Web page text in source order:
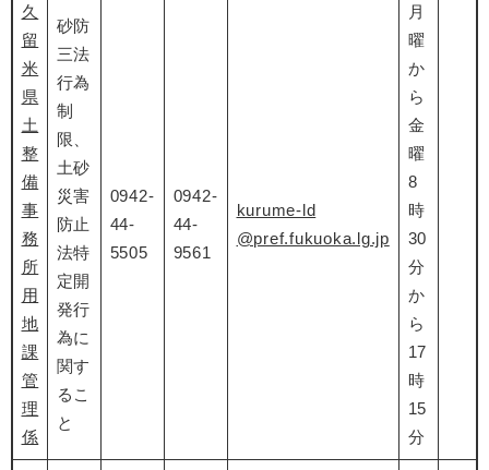
久
留
米
県
土
整
備
事
務
所
用
地
課
管
理
係
砂防
三法
行為
制
限、
土砂
災害
防止
法特
定開
発行
為に
関す
るこ
と
0942-
44-
5505
0942-
44-
9561
kurume-ld
@pref.fukuoka.lg.jp
月
曜
か
ら
金
曜
8
時
30
分
か
ら
17
時
15
分